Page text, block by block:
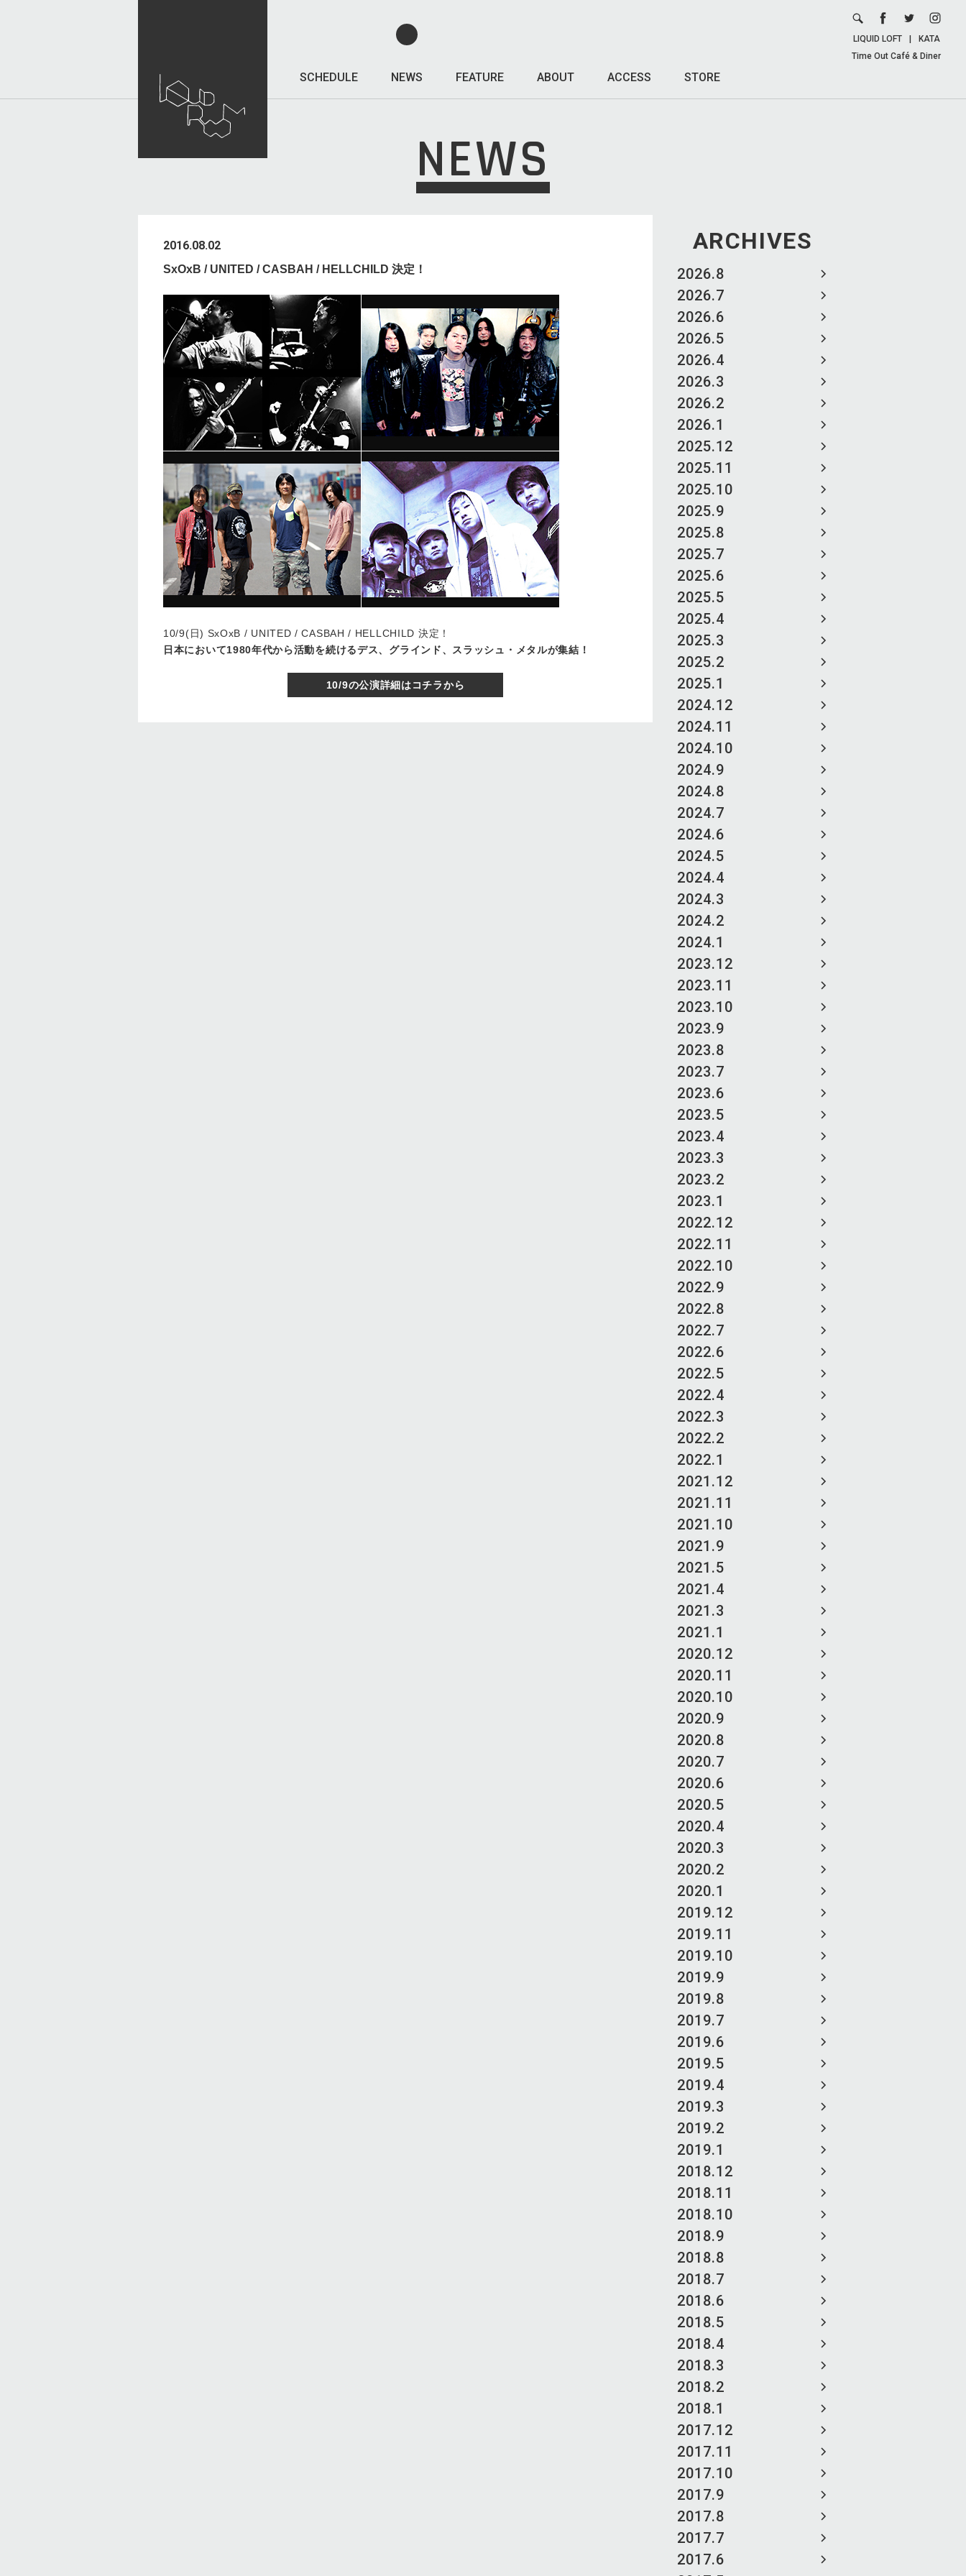
SCHEDULE NEWS FEATURE ABOUT ACCESS STORE
LIQUID LOFT
KATA
Time Out Café & Diner
NEWS
ARCHIVES
2026.8
2026.7
2026.6
2026.5
2026.4
2026.3
2026.2
2026.1
2025.12
2025.11
2025.10
2025.9
2025.8
2025.7
2025.6
2025.5
2025.4
2025.3
2025.2
2025.1
2024.12
2024.11
2024.10
2024.9
2024.8
2024.7
2024.6
2024.5
2024.4
2024.3
2024.2
2024.1
2023.12
2023.11
2023.10
2023.9
2023.8
2023.7
2023.6
2023.5
2023.4
2023.3
2023.2
2023.1
2022.12
2022.11
2022.10
2022.9
2022.8
2022.7
2022.6
2022.5
2022.4
2022.3
2022.2
2022.1
2021.12
2021.11
2021.10
2021.9
2021.5
2021.4
2021.3
2021.1
2020.12
2020.11
2020.10
2020.9
2020.8
2020.7
2020.6
2020.5
2020.4
2020.3
2020.2
2020.1
2019.12
2019.11
2019.10
2019.9
2019.8
2019.7
2019.6
2019.5
2019.4
2019.3
2019.2
2019.1
2018.12
2018.11
2018.10
2018.9
2018.8
2018.7
2018.6
2018.5
2018.4
2018.3
2018.2
2018.1
2017.12
2017.11
2017.10
2017.9
2017.8
2017.7
2017.6
2016.08.02
SxOxB / UNITED / CASBAH / HELLCHILD 決定！
10/9(日) SxOxB / UNITED / CASBAH / HELLCHILD 決定！
日本において1980年代から活動を続けるデス、グラインド、スラッシュ・メタルが集結！
10/9の公演詳細はコチラから